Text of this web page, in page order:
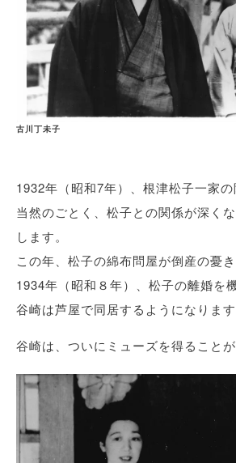
古川丁未子
1932年（昭和7年）、根津松子一家の
当然のごとく、松子との関係が深く
します。
この年、松子の綿布問屋が倒産の憂き
1934年（昭和８年）、松子の離婚を
谷崎は芦屋で同居するようになります
谷崎は、ついにミューズを得ることが